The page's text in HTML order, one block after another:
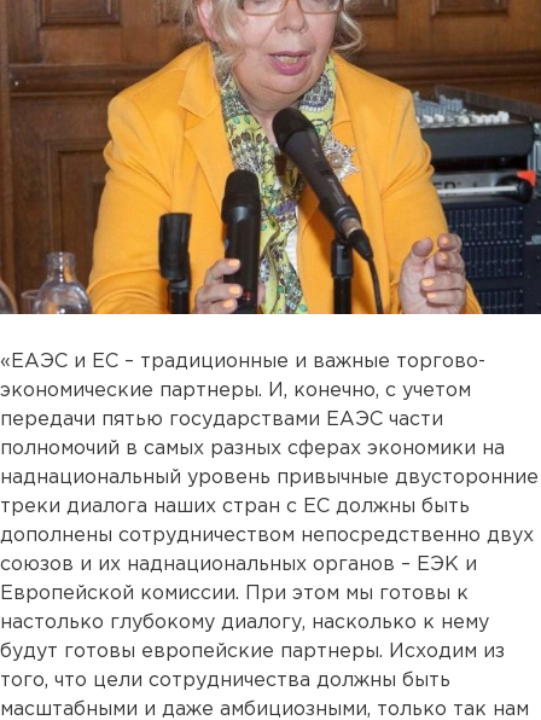
«ЕАЭС и ЕС – традиционные и важные торгово-
экономические партнеры. И, конечно, с учетом
передачи пятью государствами ЕАЭС части
полномочий в самых разных сферах экономики на
наднациональный уровень привычные двусторонние
треки диалога наших стран с ЕС должны быть
дополнены сотрудничеством непосредственно двух
союзов и их наднациональных органов – ЕЭК и
Европейской комиссии. При этом мы готовы к
настолько глубокому диалогу, насколько к нему
будут готовы европейские партнеры. Исходим из
того, что цели сотрудничества должны быть
масштабными и даже амбициозными, только так нам